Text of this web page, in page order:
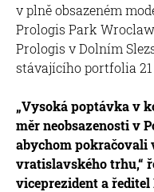
v plně obsazeném
Prologis Park
Prologis v Dolním
stávajícího portfolia 21
„Vysoká poptávka v
měr neobsazenosti v
abychom pokračovali
vratislavského trhu,“
viceprezident a ředitel